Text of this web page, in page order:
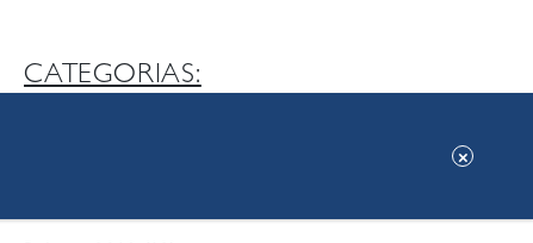
CATEGORIAS: